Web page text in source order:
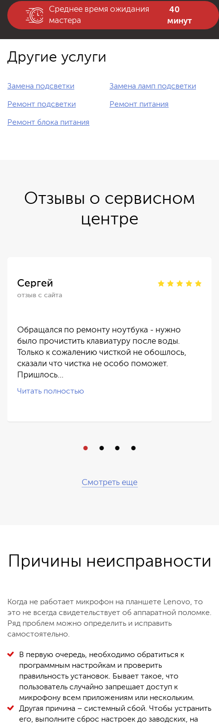
Другие услуги
Замена подсветки Замена ламп подсветки
Ремонт подсветки Ремонт питания
Ремонт блока питания
Среднее время ожидания
мастера
40
минут
Отзывы о сервисном
центре
Сергей
отзыв с сайта
Обращался по ремонту ноутбука - нужно
было прочистить клавиатуру после воды.
Только к сожалению чисткой не обошлось,
сказали что чистка не особо поможет.
Пришлось…
Читать полностью
Смотреть еще
Причины неисправности
Когда не работает микрофон на планшете Lenovo, то
это не всегда свидетельствует об аппаратной поломке.
Ряд проблем можно определить и исправить
самостоятельно.
В первую очередь, необходимо обратиться к
программным настройкам и проверить
правильность установок. Бывает такое, что
пользователь случайно запрещает доступ к
микрофону всем приложениям или нескольким.
Другая причина – системный сбой. Чтобы устранить
его, выполните сброс настроек до заводских, на